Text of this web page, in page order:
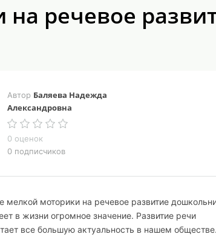
речевое
Автор Баляева Надежда
Александровна
0 оценок
0 подписчиков
мелкой моторики на речевое развитие
в жизни огромное значение. Развитие речи
все большую актуальность в нашем